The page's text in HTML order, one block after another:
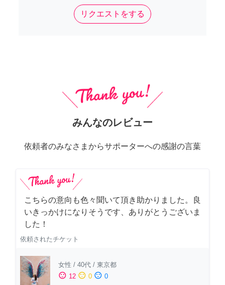
リクエストをする
みんなのレビュー
依頼者のみなさまからサポーターへの感謝の言葉
こちらの意向も色々聞いて頂き助かりました。良
いきっかけになりそうです、ありがとうございま
した！
依頼されたチケット
女性 / 40代 / 東京都
sentiment_satisfied 12 sentiment_neutral 0 sentiment_dissatisfied 0